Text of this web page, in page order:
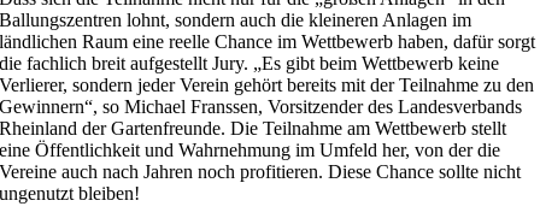
Ballungszentren lohnt, sondern auch die kleineren Anlagen im
ländlichen Raum eine reelle Chance im Wettbewerb haben, dafür sorgt
die fachlich breit aufgestellt Jury. „Es gibt beim Wettbewerb keine
Verlierer, sondern jeder Verein gehört bereits mit der Teilnahme zu den
Gewinnern“, so Michael Franssen, Vorsitzender des Landesverbands
Rheinland der Gartenfreunde. Die Teilnahme am Wettbewerb stellt
eine Öffentlichkeit und Wahrnehmung im Umfeld her, von der die
Vereine auch nach Jahren noch profitieren. Diese Chance sollte nicht
ungenutzt bleiben!